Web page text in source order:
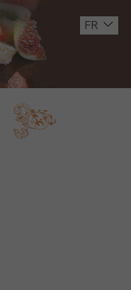
FR